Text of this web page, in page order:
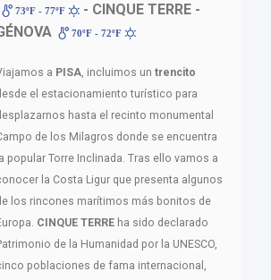
73ºF - 77ºF
- CINQUE TERRE -
70ºF - 72ºF
a PISA, incluimos un trencito
el estacionamiento turístico para
hasta el recinto monumental
de los Milagros donde se encuentra
la popular Torre Inclinada. Tras ello vamos a
la Costa Ligur que presenta algunos
los rincones marítimos más bonitos de
CINQUE TERRE ha sido declarado
de la Humanidad por la UNESCO,
poblaciones de fama internacional,